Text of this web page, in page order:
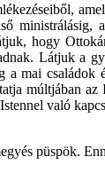
ministrálásig,
hogy
Látjuk a
a mai
múltjában az
való
püspök.